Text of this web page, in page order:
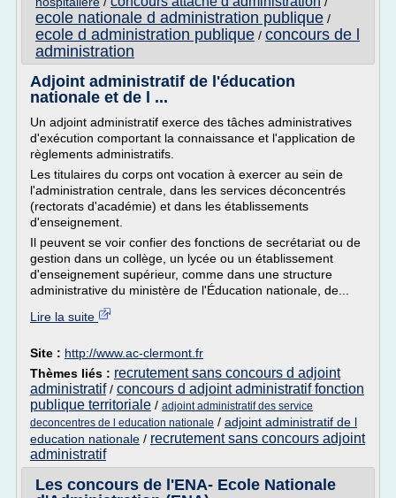
ecole nationale d administration publique /
ecole d administration publique / concours de l
administration
Adjoint administratif de l'éducation
nationale et de l ...
Un adjoint administratif exerce des tâches administratives
d'exécution comportant la connaissance et l'application de
règlements administratifs.
Les titulaires du corps ont vocation à exercer au sein de
l'administration centrale, dans les services déconcentrés
(rectorats d'académie) et dans les établissements
d'enseignement.
Il peuvent se voir confier des fonctions de secrétariat ou de
gestion dans un collège, un lycée ou un établissement
d'enseignement supérieur, comme dans une structure
administrative du ministère de l'Éducation nationale, de...
Lire la suite
Site : http://www.ac-clermont.fr
Thèmes liés : recrutement sans concours d adjoint
administratif/ concours d adjoint administratif fonction
publique territoriale / adjoint administratif des service
deconcentres de l education nationale / adjoint administratif de l
education nationale / recrutement sans concours adjoint
administratif
Les concours de l'ENA- Ecole Nationale